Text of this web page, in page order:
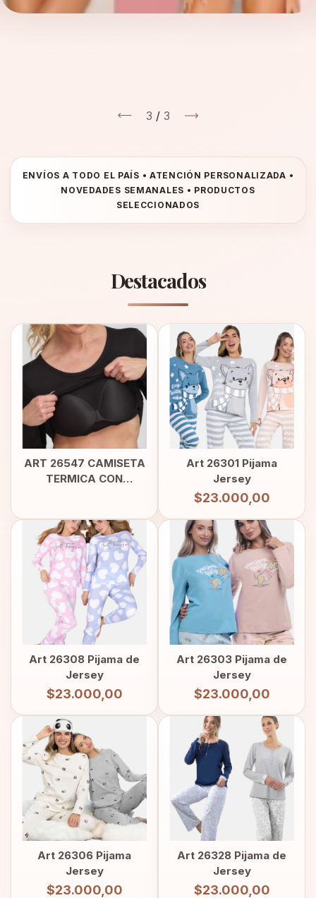
3 / 3
Destacados
ART 26547 CAMISETA
TERMICA CON
Art 26301 Pijama
Jersey
$23.000,00
Art 26308 Pijama de
Jersey
$23.000,00
Art 26303 Pijama de
Jersey
$23.000,00
Art 26306 Pijama
Jersey
$23.000,00
Art 26328 Pijama de
Jersey
$23.000,00